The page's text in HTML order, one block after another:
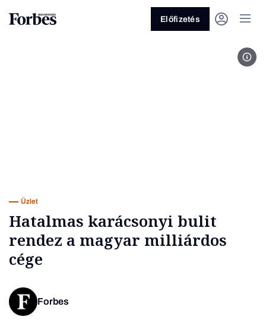
Előfizetés
Üzlet
Hatalmas karácsonyi bulit
rendez a magyar milliárdos
cége
Forbes